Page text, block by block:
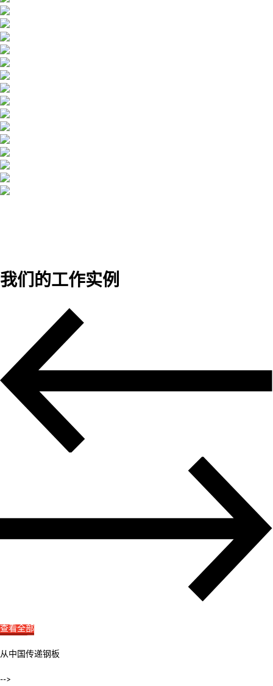
我们的工作实例
查看全部
从中国传递钢板
-->